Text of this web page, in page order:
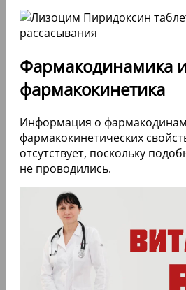
Фармакодинамика
фармакокинетика
Информация о
фармакокинетических
отсутствует, поскольку
не проводились.